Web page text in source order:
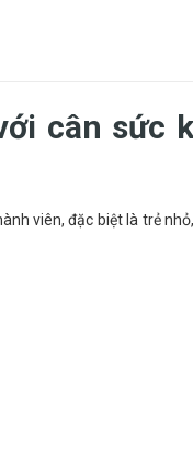
cân sức
viên, đặc biệt là trẻ